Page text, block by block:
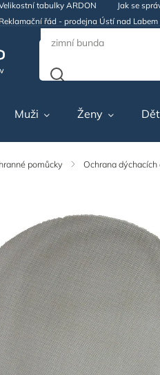
tabulky ARDON Jak se
Reklamační řád - prodejna Ústí nad Labem
Muži Ženy
pomůcky / Ochrana dýchacích